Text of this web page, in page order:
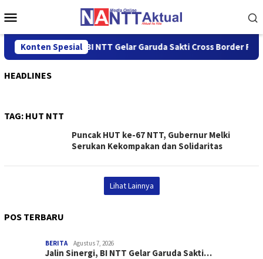
ke
Mobile
Konten Spesial
Jalin Sinergi, BI NTT Gelar Garuda Sakti Cross Border Fest
HEADLINES
TAG: HUT NTT
Puncak HUT ke-67 NTT, Gubernur Melki
Serukan Kekompakan dan Solidaritas
Lihat Lainnya
POS TERBARU
BERITA Agustus 7, 2026
Jalin Sinergi, BI NTT Gelar Garuda Sakti…